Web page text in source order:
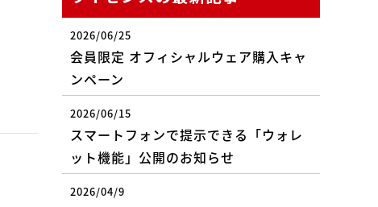
2026/06/25
会員限定 オフィシャルウェア購入キャ
ンペーン
2026/06/15
スマートフォンで提示できる「ウォレ
ット機能」公開のお知らせ
2026/04/9